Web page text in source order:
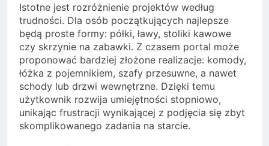
Istotne jest rozróżnienie projektów według
trudności. Dla osób początkujących najlepsze
będą proste formy: półki, ławy, stoliki kawowe
czy skrzynie na zabawki. Z czasem portal może
proponować bardziej złożone realizacje: komody,
łóżka z pojemnikiem, szafy przesuwne, a nawet
schody lub drzwi wewnętrzne. Dzięki temu
użytkownik rozwija umiejętności stopniowo,
unikając frustracji wynikającej z podjęcia się zbyt
skomplikowanego zadania na starcie.